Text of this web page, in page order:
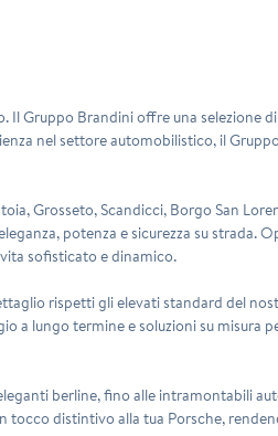
IlGruppo Brandinioffre una selezione
nel settore automobilistico, il
Grosseto, Scandicci, Borgo San
potenza e sicurezza su strada.
sofisticato e dinamico.
rispetti gli elevati standard del
lungo termine e soluzioni su misura
berline, fino alle intramontabili
distintivo alla tua Porsche,